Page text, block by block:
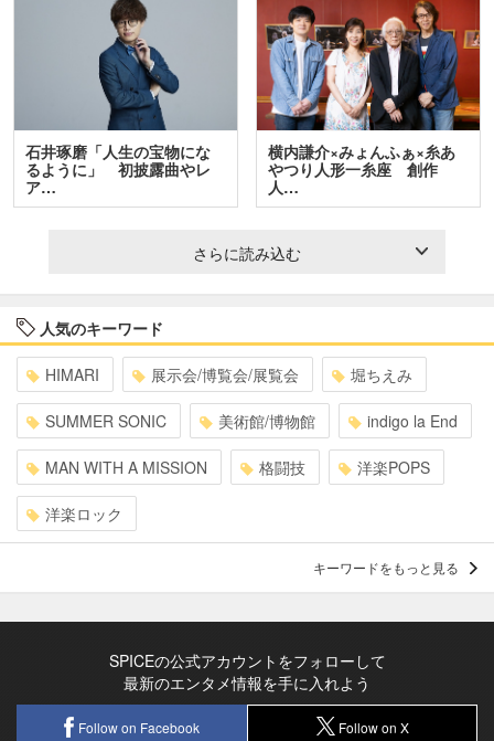
石井琢磨「人生の宝物にな
るように」 初披露曲やレ
ア…
横内謙介×みょんふぁ×糸あ
やつり人形一糸座 創作
人…
さらに読み込む
人気のキーワード
HIMARI 展示会/博覧会/展覧会 堀ちえみ
SUMMER SONIC 美術館/博物館 indigo la End
MAN WITH A MISSION 格闘技 洋楽POPS
洋楽ロック
キーワードをもっと見る
SPICEの公式アカウントをフォローして
最新のエンタメ情報を手に入れよう
Follow on Facebook Follow on X